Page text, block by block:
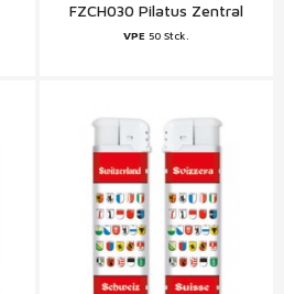
FZCH030 Pilatus Zentral
VPE 50 Stck.